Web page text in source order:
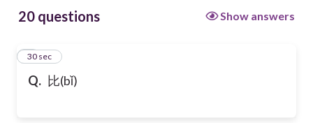
20 questions Show answers
Q. 比(bǐ)
1
30 sec